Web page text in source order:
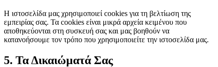
Η ιστοσελίδα μας χρησιμοποιεί cookies για τη βελτίωση της
εμπειρίας σας. Τα cookies είναι μικρά αρχεία κειμένου που
αποθηκεύονται στη συσκευή σας και μας βοηθούν να
κατανοήσουμε τον τρόπο που χρησιμοποιείτε την ιστοσελίδα μας.
5. Τα Δικαιώματά Σας